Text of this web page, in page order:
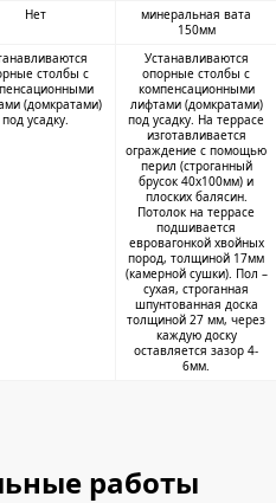
Нет
минеральная вата
150мм
столбы с
(домкратами)
под усадку.
Устанавливаются
опорные столбы с
компенсационными
лифтами (домкратами)
под усадку. На террасе
изготавливается
ограждение с помощью
перил (строганный
брусок 40х100мм) и
плоских балясин.
Потолок на террасе
подшивается
евровагонкой хвойных
пород, толщиной 17мм
(камерной сушки). Пол –
сухая, строганная
шпунтованная доска
толщиной 27 мм, через
каждую доску
оставляется зазор 4-
6мм.
работы